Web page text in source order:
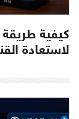
لاستعادة